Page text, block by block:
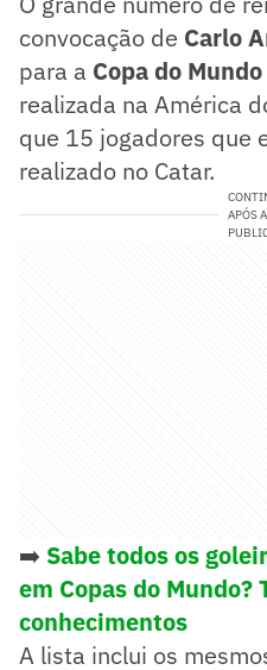
convocação de Carlo
para a Copa do Mundo
realizada na América
que 15 jogadores que
realizado no Catar.
APÓS A
➡️ Sabe todos os
em Copas do Mundo?
conhecimentos
A lista inclui os